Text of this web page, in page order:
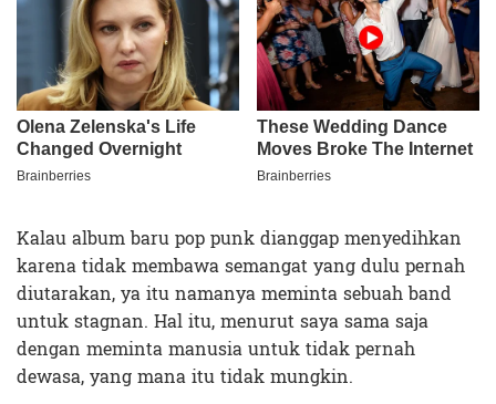
Kalau album baru pop punk dianggap menyedihkan
karena tidak membawa semangat yang dulu pernah
diutarakan, ya itu namanya meminta sebuah band
untuk stagnan. Hal itu, menurut saya sama saja
dengan meminta manusia untuk tidak pernah
dewasa, yang mana itu tidak mungkin.